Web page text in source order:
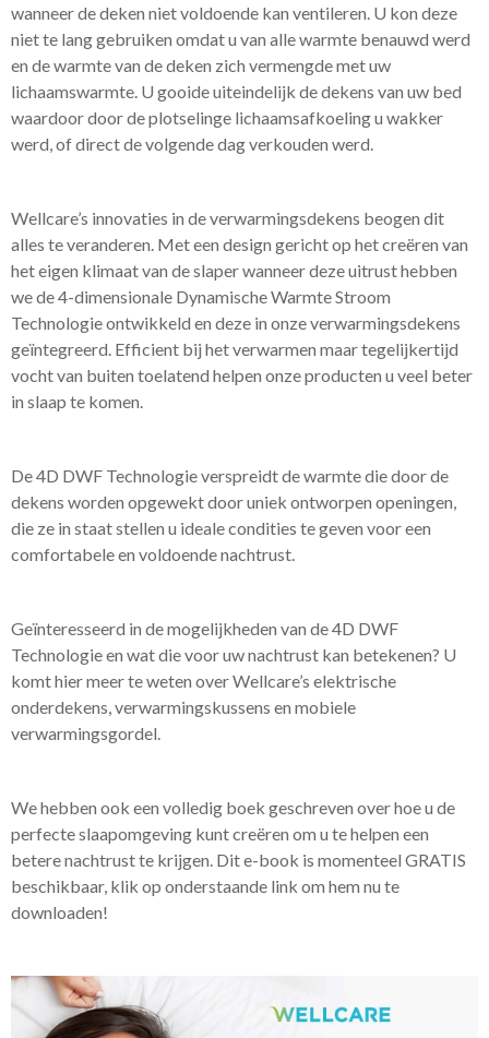
wanneer de deken niet voldoende kan ventileren. U kon deze
niet te lang gebruiken omdat u van alle warmte benauwd werd
en de warmte van de deken zich vermengde met uw
lichaamswarmte. U gooide uiteindelijk de dekens van uw bed
waardoor door de plotselinge lichaamsafkoeling u wakker
werd, of direct de volgende dag verkouden werd.
Wellcare’s innovaties in de verwarmingsdekens beogen dit
alles te veranderen. Met een design gericht op het creëren van
het eigen klimaat van de slaper wanneer deze uitrust hebben
we de 4-dimensionale Dynamische Warmte Stroom
Technologie ontwikkeld en deze in onze verwarmingsdekens
geïntegreerd. Efficient bij het verwarmen maar tegelijkertijd
vocht van buiten toelatend helpen onze producten u veel beter
in slaap te komen.
De 4D DWF Technologie verspreidt de warmte die door de
dekens worden opgewekt door uniek ontworpen openingen,
die ze in staat stellen u ideale condities te geven voor een
comfortabele en voldoende nachtrust.
Geïnteresseerd in de mogelijkheden van de 4D DWF
Technologie en wat die voor uw nachtrust kan betekenen? U
komt hier meer te weten over Wellcare’s elektrische
onderdekens, verwarmingskussens en mobiele
verwarmingsgordel.
We hebben ook een volledig boek geschreven over hoe u de
perfecte slaapomgeving kunt creëren om u te helpen een
betere nachtrust te krijgen. Dit e-book is momenteel GRATIS
beschikbaar, klik op onderstaande link om hem nu te
downloaden!